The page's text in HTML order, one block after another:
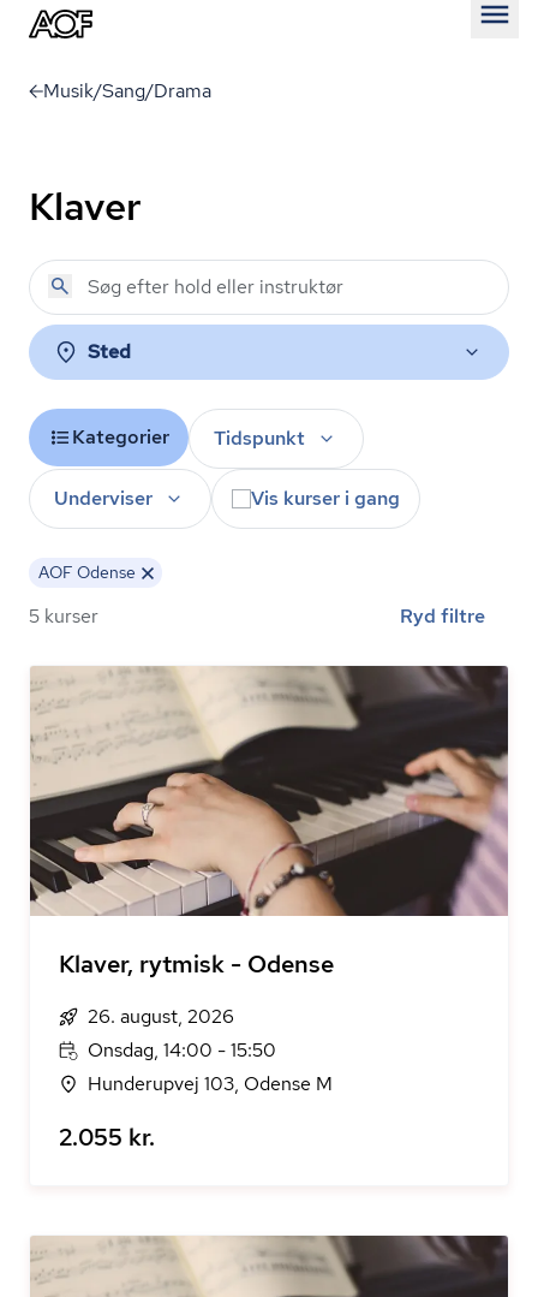
Musik/Sang/Drama
Klaver
Sted
Kategorier Tidspunkt
Underviser Vis kurser i gang
AOF Odense
5 kurser Ryd filtre
Klaver, rytmisk - Odense
26. august, 2026
Onsdag, 14:00 - 15:50
Hunderupvej 103, Odense M
2.055 kr.